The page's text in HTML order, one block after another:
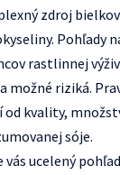
zdroj
Pohľady
rastlinnej
možné riziká.
od kvality,
sóje.
vás ucelený